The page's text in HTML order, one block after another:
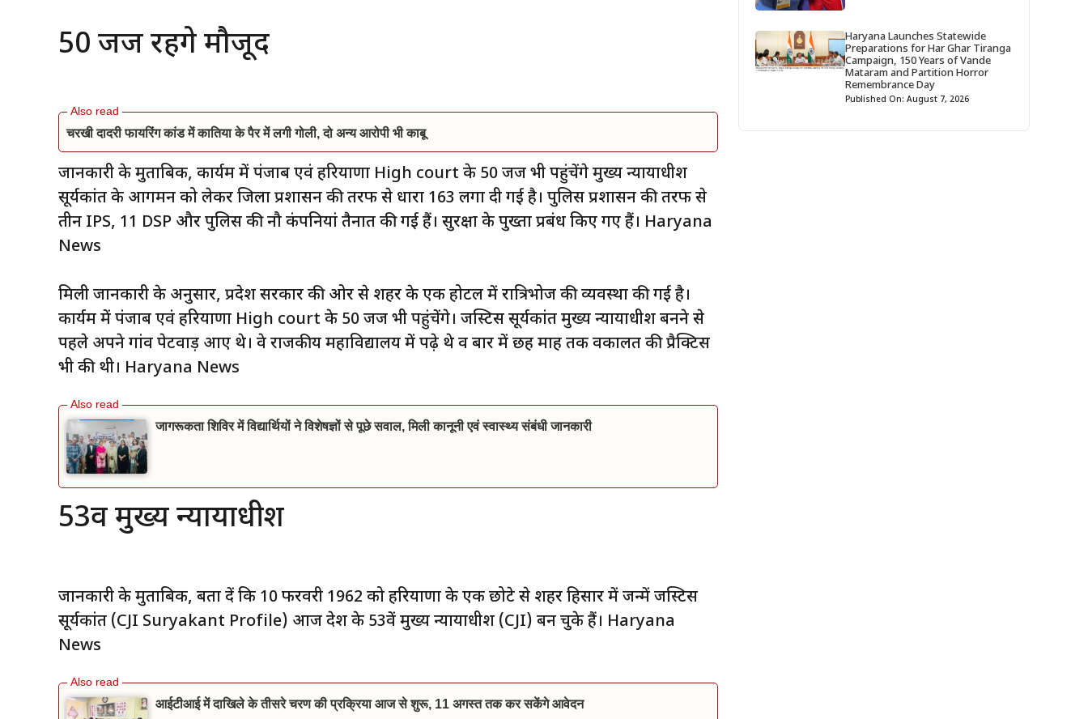
50 जज रहेंगे मौजूद
चरखी दादरी फायरिंग कांड में कातिया के पैर में लगी गोली, दो अन्य आरोपी भी काबू
जानकारी के मुताबिक, कार्यक्रम में पंजाब एवं हरियाणा High court के 50 जज भी पहुंचेंगे मुख्य न्यायाधीश
सूर्यकांत के आगमन को लेकर जिला प्रशासन की तरफ से धारा 163 लगा दी गई है। पुलिस प्रशासन की तरफ से
तीन IPS, 11 DSP और पुलिस की नौ कंपनियां तैनात की गई हैं। सुरक्षा के पुख्ता प्रबंध किए गए हैं। Haryana
News
मिली जानकारी के अनुसार, प्रदेश सरकार की ओर से शहर के एक होटल में रात्रिभोज की व्यवस्था की गई है।
कार्यक्रम में पंजाब एवं हरियाणा High court के 50 जज भी पहुंचेंगे। जस्टिस सूर्यकांत मुख्य न्यायाधीश बनने से
पहले अपने गांव पेटवाड़ आए थे। वे राजकीय महाविद्यालय में पढ़े थे व बार में छह माह तक वकालत की प्रैक्टिस
भी की थी। Haryana News
जागरूकता शिविर में विद्यार्थियों ने विशेषज्ञों से पूछे सवाल, मिली कानूनी एवं स्वास्थ्य संबंधी जानकारी
53वें मुख्य न्यायाधीश
जानकारी के मुताबिक, बता दें कि 10 फरवरी 1962 को हरियाणा के एक छोटे से शहर हिसार में जन्में जस्टिस
सूर्यकांत (CJI Suryakant Profile) आज देश के 53वें मुख्य न्यायाधीश (CJI) बन चुके हैं। Haryana
News
आईटीआई में दाखिले के तीसरे चरण की प्रक्रिया आज से शुरू, 11 अगस्त तक कर सकेंगे आवेदन
Haryana Launches Statewide
Preparations for Har Ghar Tiranga
Campaign, 150 Years of Vande
Mataram and Partition Horror
Remembrance Day
Published On: August 7, 2026